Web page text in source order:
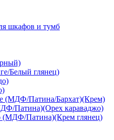
шкафов и тумб
Белый глянец)
(МДФ/Патина/Бархат)(Крем)
Патина)(Орех караваджо)
(МДФ/Патина)(Крем глянец)